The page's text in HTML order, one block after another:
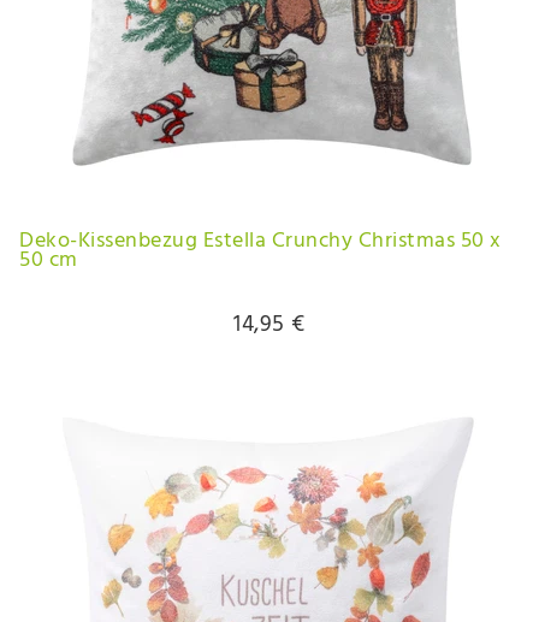
Deko-Kissenbezug Estella Crunchy Christmas 50 x
50 cm
14,95 €